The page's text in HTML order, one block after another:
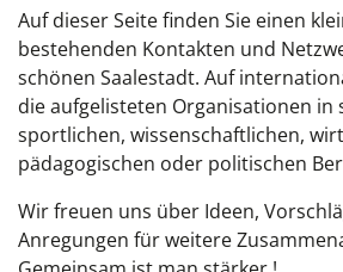
Auf dieser Seite finden Sie einen
bestehenden Kontakten und
schönen Saalestadt. Auf
die aufgelisteten Organisationen in
sportlichen, wissenschaftlichen,
pädagogischen oder politischen
Wir freuen uns über Ideen,
Anregungen für weitere